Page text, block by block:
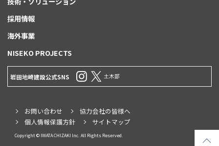
採用情報
海外事業
NISEKO PROJECTS
岩田地崎建設公式SNS 土木部
お問い合わせ
協力会社の皆様へ
個人情報保護方針
サイトマップ
Copyright © IWATA CHIZAKI Inc. All Rights Reserved.